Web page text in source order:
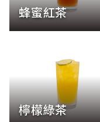
蜂蜜紅茶
檸檬綠茶